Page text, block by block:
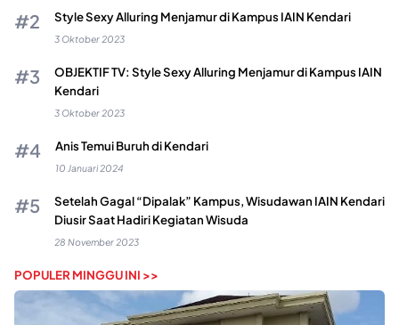
Style Sexy Alluring Menjamur di Kampus IAIN Kendari
3 Oktober 2023
OBJEKTIF TV: Style Sexy Alluring Menjamur di Kampus IAIN
Kendari
3 Oktober 2023
Anis Temui Buruh di Kendari
10 Januari 2024
Setelah Gagal “Dipalak” Kampus, Wisudawan IAIN Kendari
Diusir Saat Hadiri Kegiatan Wisuda
28 November 2023
POPULER MINGGU INI >>